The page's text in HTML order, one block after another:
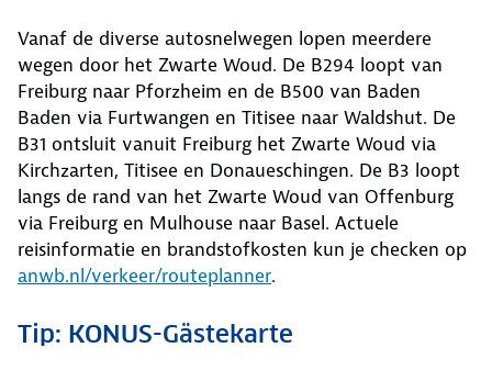
Vanaf de diverse autosnelwegen lopen meerdere
wegen door het Zwarte Woud. De B294 loopt van
Freiburg naar Pforzheim en de B500 van Baden
Baden via Furtwangen en Titisee naar Waldshut. De
B31 ontsluit vanuit Freiburg het Zwarte Woud via
Kirchzarten, Titisee en Donaueschingen. De B3 loopt
langs de rand van het Zwarte Woud van Offenburg
via Freiburg en Mulhouse naar Basel. Actuele
reisinformatie en brandstofkosten kun je checken op
anwb.nl/verkeer/routeplanner.
Tip: KONUS-Gästekarte